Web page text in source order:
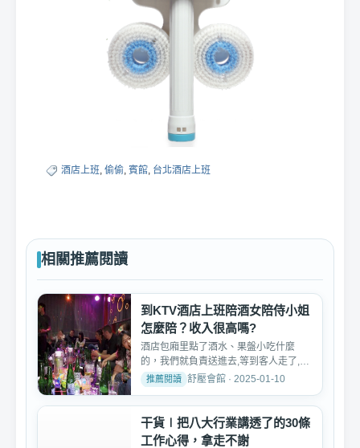
酒店上班, 偷偷, 賓館, 台北酒店上班
相關推薦閱讀
到KTV酒店上班陪酒女陪侍小姐
怎麼陪？收入很高嗎?
酒店包廂里點了酒水、果盤小吃什麼
的，我們就負責送進去,等到客人走了,我
們又要打掃包廂的衛生。...
舒壓會館 · 2025-01-10
干貨∣把八大行業講透了的30條
工作心得，拿走不謝